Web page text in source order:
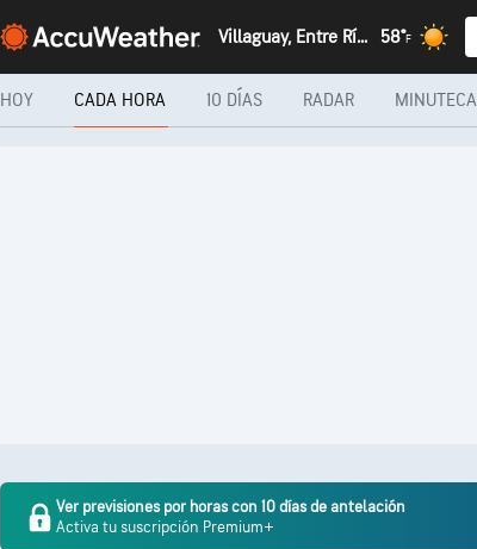
Villaguay, Entre Ríos 58°F
HOY CADA HORA 10 DÍAS RADAR
Ver previsiones por horas con 10 días de antelación
Activa tu suscripción Premium+